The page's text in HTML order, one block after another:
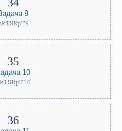
9
10